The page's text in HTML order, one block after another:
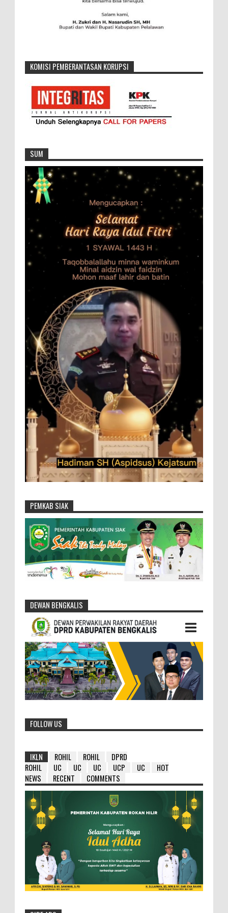
KOMISI PEMBERANTASAN KORUPSI
SUM
PEMKAB SIAK
DEWAN BENGKALIS
FOLLOW US
IKLN ROHIL ROHIL
DPRD
ROHIL
UC UC UC UCP UC
HOT
NEWS
RECENT COMMENTS